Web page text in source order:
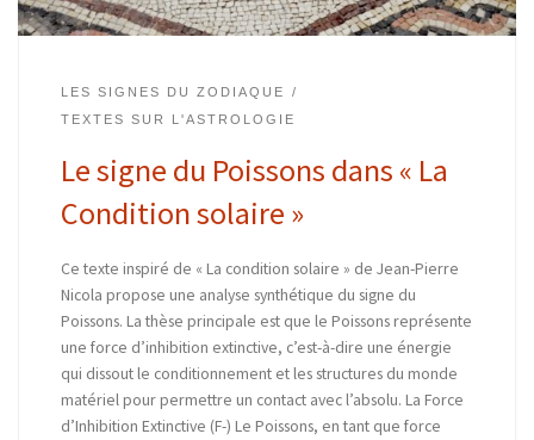
LES SIGNES DU ZODIAQUE
TEXTES SUR L'ASTROLOGIE
Le signe du Poissons dans « La
Condition solaire »
Ce texte inspiré de « La condition solaire » de Jean-Pierre
Nicola propose une analyse synthétique du signe du
Poissons. La thèse principale est que le Poissons représente
une force d’inhibition extinctive, c’est-à-dire une énergie
qui dissout le conditionnement et les structures du monde
matériel pour permettre un contact avec l’absolu. La Force
d’Inhibition Extinctive (F-) Le Poissons, en tant que force